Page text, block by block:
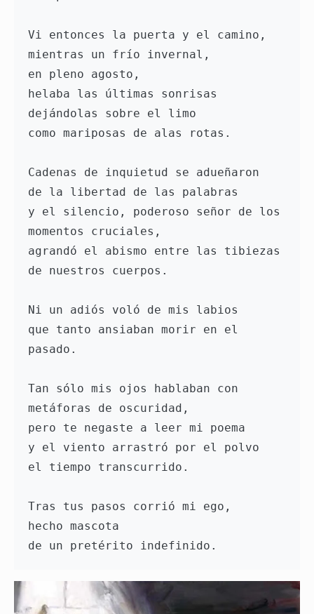
Vi entonces la puerta y el camino,
mientras un frío invernal,
en pleno agosto,
helaba las últimas sonrisas
dejándolas sobre el limo
como mariposas de alas rotas.
Cadenas de inquietud se adueñaron
de la libertad de las palabras
y el silencio, poderoso señor de los
momentos cruciales,
de nuestros cuerpos.
Ni un adiós voló de mis labios
que tanto ansiaban morir en el
pasado.
Tan sólo mis ojos hablaban con
metáforas de oscuridad,
pero te negaste a leer mi poema
y el viento arrastró por el polvo
el tiempo transcurrido.
Tras tus pasos corrió mi ego,
hecho mascota
de un pretérito indefinido.